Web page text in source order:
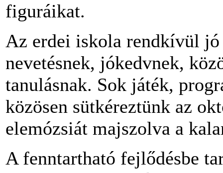
figuráikat.
Az erdei iskola rendkívül
nevetésnek, jókedvnek,
tanulásnak. Sok játék,
közösen sütkéreztünk az
elemózsiát majszolva a
A fenntartható fejlődésbe